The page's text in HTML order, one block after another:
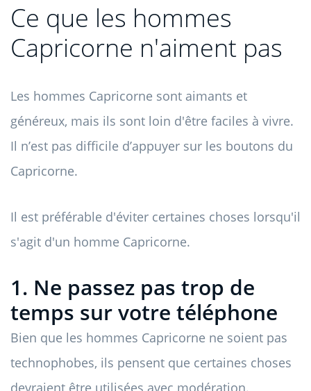
Ce que les hommes
Capricorne n'aiment pas
Les hommes Capricorne sont aimants et
généreux, mais ils sont loin d'être faciles à vivre.
Il n’est pas difficile d’appuyer sur les boutons du
Capricorne.
Il est préférable d'éviter certaines choses lorsqu'il
s'agit d'un homme Capricorne.
1. Ne passez pas trop de
temps sur votre téléphone
Bien que les hommes Capricorne ne soient pas
technophobes, ils pensent que certaines choses
devraient être utilisées avec modération.